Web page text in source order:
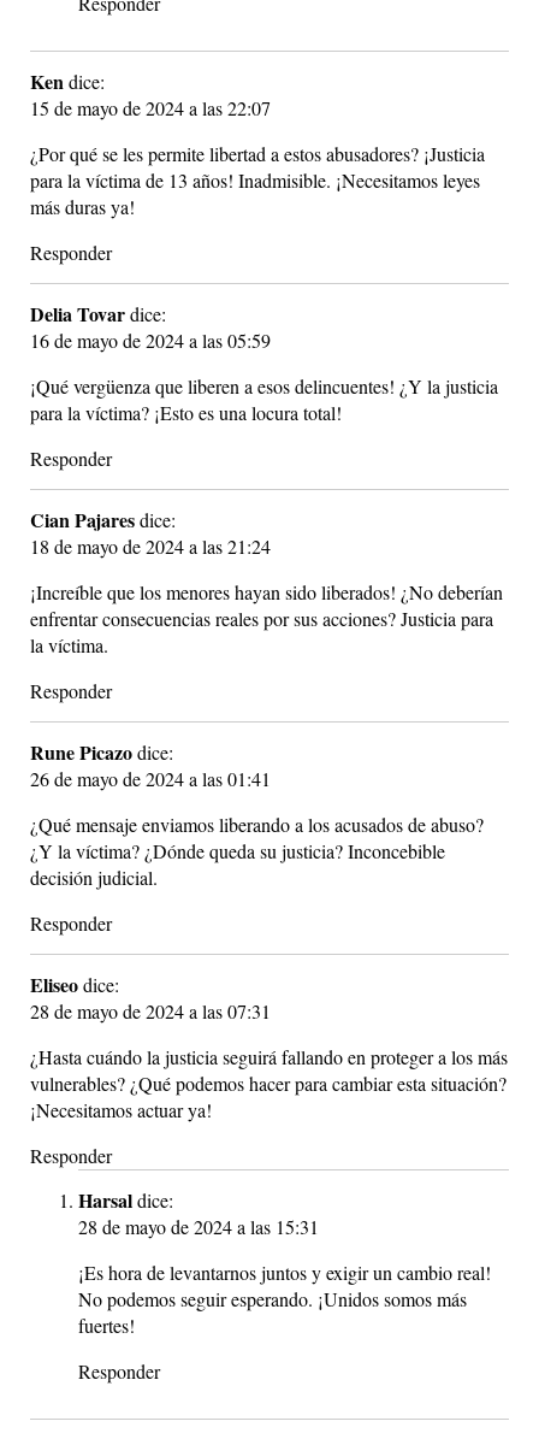
Kendice:
15 de mayo de 2024 a las 22:07
¿Por qué se les permite libertad a estos abusadores? ¡Justicia
para la víctima de 13 años! Inadmisible. ¡Necesitamos leyes
más duras ya!
Responder
Delia Tovardice:
16 de mayo de 2024 a las 05:59
¡Qué vergüenza que liberen a esos delincuentes! ¿Y la justicia
para la víctima? ¡Esto es una locura total!
Responder
Cian Pajaresdice:
18 de mayo de 2024 a las 21:24
¡Increíble que los menores hayan sido liberados! ¿No deberían
enfrentar consecuencias reales por sus acciones? Justicia para
la víctima.
Responder
Rune Picazodice:
26 de mayo de 2024 a las 01:41
¿Qué mensaje enviamos liberando a los acusados de abuso?
¿Y la víctima? ¿Dónde queda su justicia? Inconcebible
decisión judicial.
Responder
Eliseodice:
28 de mayo de 2024 a las 07:31
¿Hasta cuándo la justicia seguirá fallando en proteger a los más
vulnerables? ¿Qué podemos hacer para cambiar esta situación?
¡Necesitamos actuar ya!
Responder
Harsaldice:
28 de mayo de 2024 a las 15:31
¡Es hora de levantarnos juntos y exigir un cambio real!
No podemos seguir esperando. ¡Unidos somos más
fuertes!
Responder